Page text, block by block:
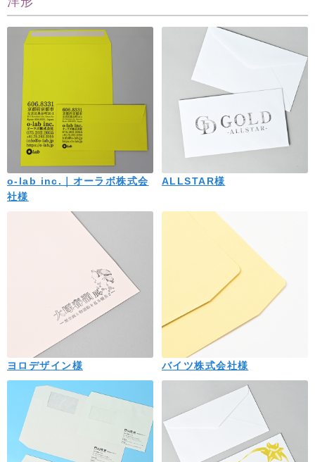
o-lab inc.｜オーラボ株式会
社様
ALLSTAR様
ヨロデザイン様 バイツ株式会社様